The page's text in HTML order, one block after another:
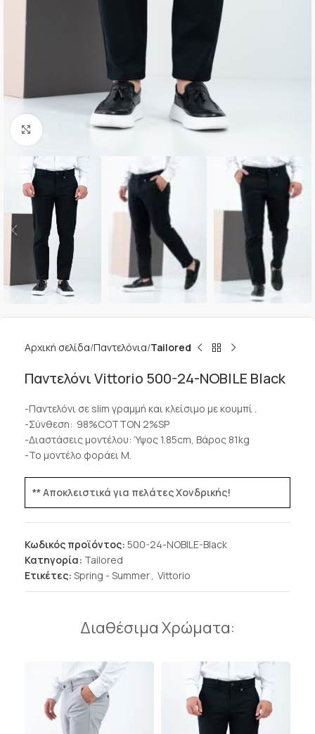
Κλικ για μεγέθυνση
Αρχική σελίδα Παντελόνια Tailored
Παντελόνι Vittorio 500-24-NOBILE Black
-Παντελόνι σε slim γραμμή και κλείσιμο με κουμπί .
-Σύνθεση: 98%COTTON 2%SP
-Διαστάσεις μοντέλου: Ύψος 1.85cm, Βάρος 81kg
-Το μοντέλο φοράει M.
** Αποκλειστικά για πελάτες Χονδρικής!
Κωδικός προϊόντος: 500-24-NOBILE-Black
Κατηγορία: Tailored
Ετικέτες: Spring - Summer, Vittorio
Διαθέσιμα Χρώματα: